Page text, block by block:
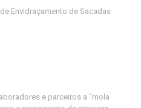
Envidraçamento de Sacadas
e parceiros a “mola